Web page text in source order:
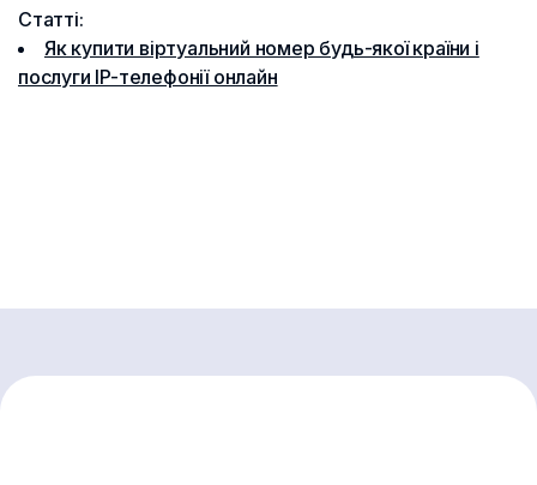
Статті:
Як купити віртуальний номер будь-якої країни і
послуги IP-телефонії онлайн